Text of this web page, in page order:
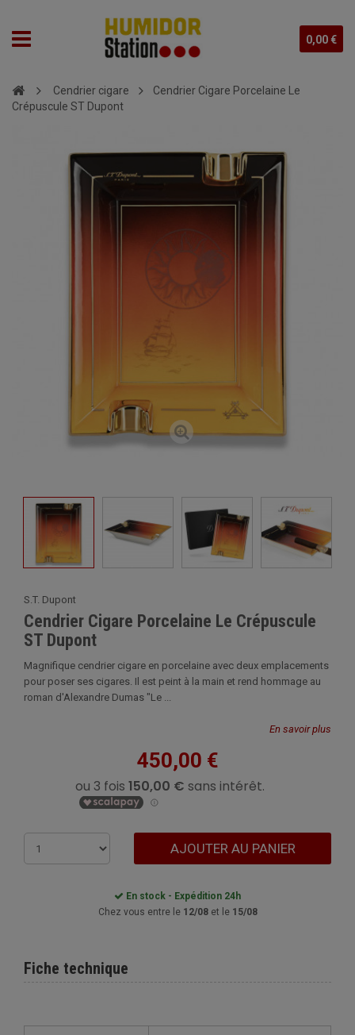
0,00 €
Cendrier cigare
Cendrier Cigare Porcelaine Le
Crépuscule ST Dupont
S.T. Dupont
Cendrier Cigare Porcelaine Le Crépuscule
ST Dupont
Magnifique cendrier cigare en porcelaine avec deux emplacements
pour poser ses cigares. Il est peint à la main et rend hommage au
roman d'Alexandre Dumas "Le ...
En savoir plus
450,00 €
AJOUTER AU PANIER
En stock - Expédition 24h
Chez vous entre le 12/08et le 15/08
Fiche technique